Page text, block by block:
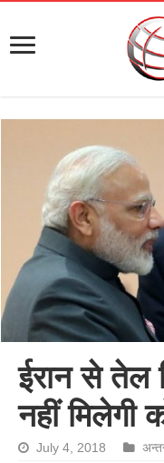
ईरान से तेल
नहीं मिलेगी
July 4, 2018